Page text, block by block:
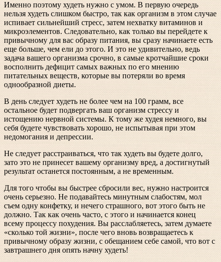
Именно поэтому худеть нужно с умом. В первую очередь
нельзя худеть слишком быстро, так как организм в этом случае
испивает сильнейший стресс, затем нехватку витаминов и
микроэлементов. Следовательно, как только вы перейдете к
привычному для вас образу питания, вы сразу начинаете есть
еще больше, чем ели до этого. И это не удивительно, ведь
задача вашего организма срочно, в самые кротчайшие сроки
восполнить дефицит самых важных по его мнению
питательных веществ, которые вы потеряли во время
однообразной диеты.
В день следует худеть не более чем на 100 грамм, все
остальное будет подвергать ваш организм стрессу и
истощению нервной системы. К тому же худея немного, вы
себя будете чувствовать хорошо, не испытывая при этом
недомогания и депрессии.
Не следует расстраиваться, что так худеть вы будете долго,
зато это не принесет вашему организму вред, а достигнутый
результат останется постоянным, а не временным.
Для того чтобы вы быстрее сбросили вес, нужно настроится
очень серьезно. Не подавайтесь минутным слабостям, мол
съем одну конфетку, и нечего страшного, вот этого быть не
должно. Так как очень часто, с этого и начинается конец
всему процессу похудения. Вы расслабляетесь, затем думаете
«сколько той жизни», после чего вновь возвращаетесь к
привычному образу жизни, с обещанием себе самой, что вот с
завтрашнего дня опять начну худеть!